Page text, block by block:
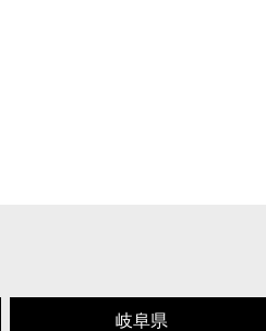
岐阜県